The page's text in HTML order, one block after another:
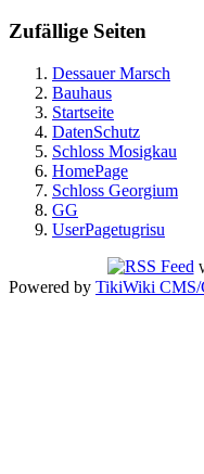
Zufällige Seiten
Dessauer Marsch
Bauhaus
Startseite
DatenSchutz
Schloss Mosigkau
HomePage
Schloss Georgium
GG
UserPagetugrisu
Powered by TikiWiki CMS/